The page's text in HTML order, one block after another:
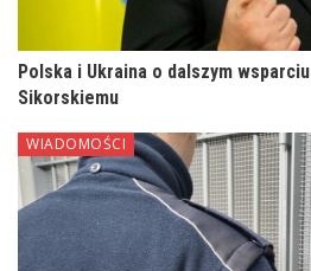
Polska i Ukraina o dalszym
Sikorskiemu
WIADOMOŚCI